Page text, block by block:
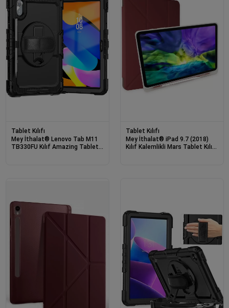
Tablet Kılıfı
Mey İthalat® Lenovo Tab M11
TB330FU Kılıf Amazing Tablet
Tablet Kılıfı
Mey İthalat® iPad 9.7 (2018)
Kılıf Kalemlikli Mars Tablet Kılıfı